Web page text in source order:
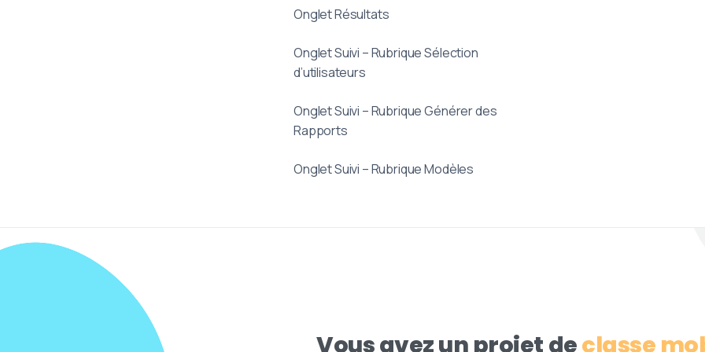
Onglet Résultats
Onglet Suivi – Rubrique Sélection
d’utilisateurs
Onglet Suivi – Rubrique Générer des
Rapports
Onglet Suivi – Rubrique Modèles
Vous avez un projet declasse